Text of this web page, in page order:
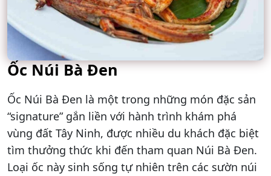
Ốc Núi Bà Đen
Ốc Núi Bà Đen là một trong những món đặc sản
“signature” gắn liền với hành trình khám phá
vùng đất Tây Ninh, được nhiều du khách đặc biệt
tìm thưởng thức khi đến tham quan Núi Bà Đen.
Loại ốc này sinh sống tự nhiên trên các sườn núi